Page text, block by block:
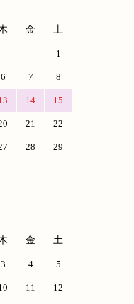
金 土
1
6 7 8
14 15
21 22
28 29
金 土
3 4 5
11 12